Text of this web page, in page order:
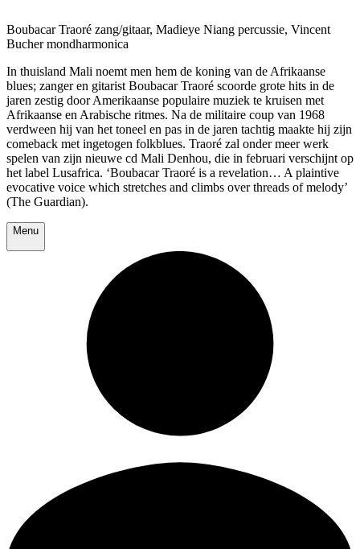
Boubacar Traoré zang/gitaar, Madieye Niang percussie, Vincent
Bucher mondharmonica
In thuisland Mali noemt men hem de koning van de Afrikaanse
blues; zanger en gitarist Boubacar Traoré scoorde grote hits in de
jaren zestig door Amerikaanse populaire muziek te kruisen met
Afrikaanse en Arabische ritmes. Na de militaire coup van 1968
verdween hij van het toneel en pas in de jaren tachtig maakte hij zijn
comeback met ingetogen folkblues. Traoré zal onder meer werk
spelen van zijn nieuwe cd Mali Denhou, die in februari verschijnt op
het label Lusafrica. ‘Boubacar Traoré is a revelation… A plaintive
evocative voice which stretches and climbs over threads of melody’
(The Guardian).
Menu